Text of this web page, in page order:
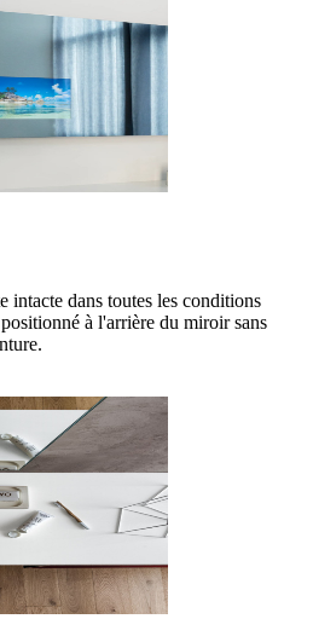
intacte dans toutes les conditions
à l'arrière du miroir sans